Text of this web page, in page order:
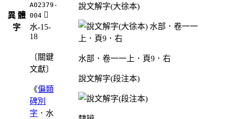
異 體
字
A02379-
004 󳗦
水-15-
18
〔關鍵
文獻〕
《偏類
碑別
字 ．水
說文解字(大徐本)
水部．卷一一上．頁9．右
說文解字(段注本)